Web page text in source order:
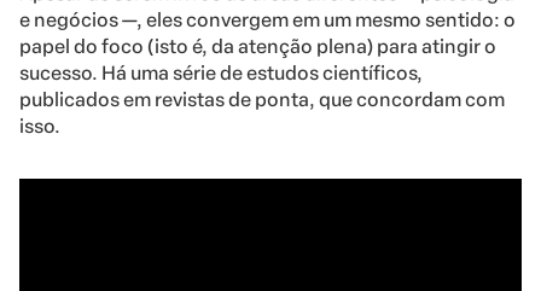
e negócios —, eles convergem em um mesmo sentido: o
papel do foco (isto é, da atenção plena) para atingir o
sucesso. Há uma série de estudos científicos,
publicados em revistas de ponta, que concordam com
isso.